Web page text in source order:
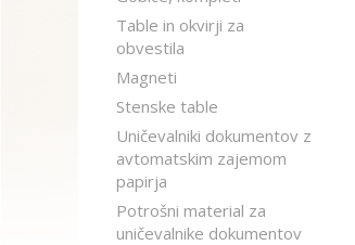
Table in okvirji za
obvestila
Magneti
Stenske table
Uničevalniki dokumentov z
avtomatskim zajemom
papirja
Potrošni material za
uničevalnike dokumentov